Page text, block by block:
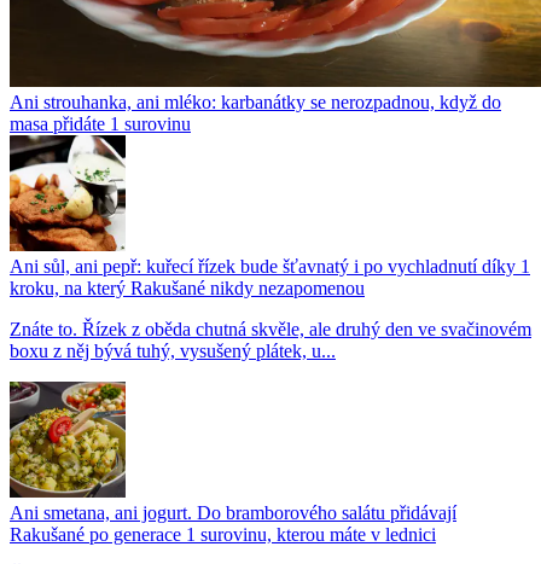
Ani strouhanka, ani mléko: karbanátky se nerozpadnou, když do
masa přidáte 1 surovinu
Ani sůl, ani pepř: kuřecí řízek bude šťavnatý i po vychladnutí díky 1
kroku, na který Rakušané nikdy nezapomenou
Znáte to. Řízek z oběda chutná skvěle, ale druhý den ve svačinovém
boxu z něj bývá tuhý, vysušený plátek, u...
Ani smetana, ani jogurt. Do bramborového salátu přidávají
Rakušané po generace 1 surovinu, kterou máte v lednici